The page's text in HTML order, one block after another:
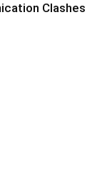
Clashes